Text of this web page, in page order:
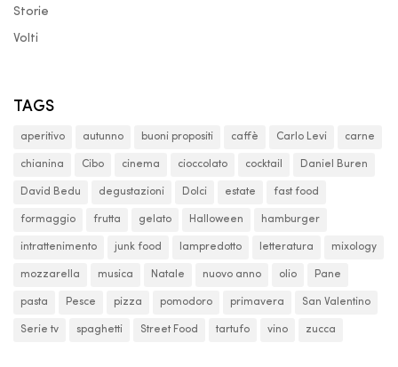
Storie
Volti
TAGS
aperitivo autunno buoni propositi caffè Carlo Levi carne
chianina Cibo cinema cioccolato cocktail Daniel Buren
David Bedu degustazioni Dolci estate fast food
formaggio frutta gelato Halloween hamburger
intrattenimento junk food lampredotto letteratura mixology
mozzarella musica Natale nuovo anno olio Pane
pasta Pesce pizza pomodoro primavera San Valentino
Serie tv spaghetti Street Food tartufo vino zucca